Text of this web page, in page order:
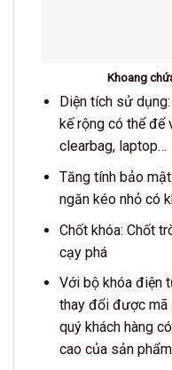
Khoang
Diện tích sử
kế rộng có thể để
clearbag, laptop…
Tăng tính bảo
ngăn kéo nhỏ có
Chốt khóa: Chốt
cạy phá
Với bộ khóa điện
thay đổi được mã
quý khách hàng
cao của sản